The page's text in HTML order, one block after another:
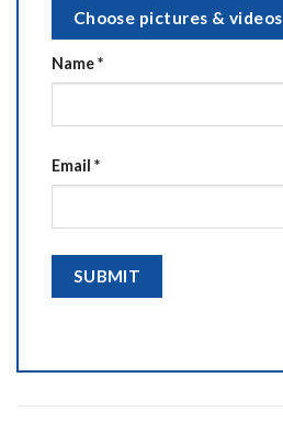
Choose pictures & videos
Name*
Email *